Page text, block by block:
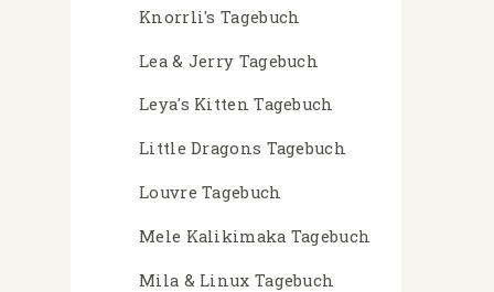
Knorrli's Tagebuch
Lea & Jerry Tagebuch
Leya's Kitten Tagebuch
Little Dragons Tagebuch
Louvre Tagebuch
Mele Kalikimaka Tagebuch
Mila & Linux Tagebuch